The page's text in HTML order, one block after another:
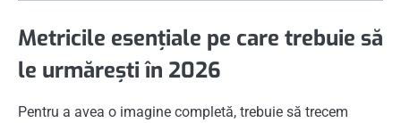
Metricile esențiale pe care trebuie să
le urmărești în 2026
Pentru a avea o imagine completă, trebuie să trecem